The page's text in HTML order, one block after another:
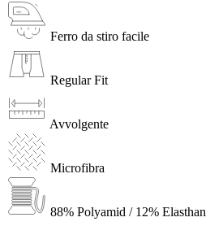
Ferro da stiro facile
Regular Fit
Avvolgente
Microfibra
88% Polyamid / 12% Elasthan